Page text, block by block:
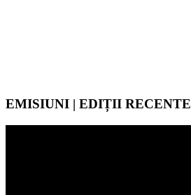
EMISIUNI | EDIȚII RECENTE